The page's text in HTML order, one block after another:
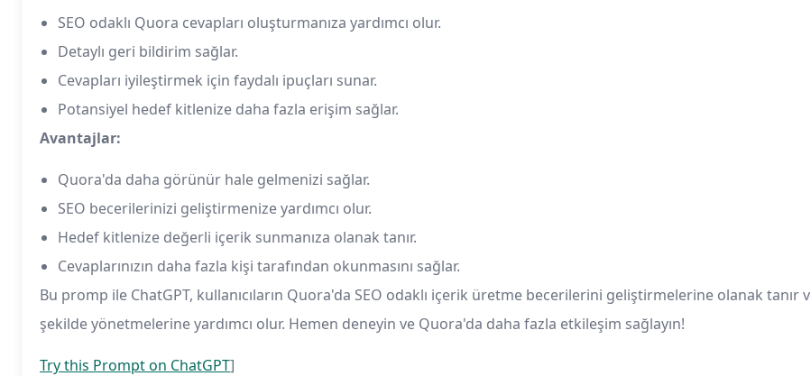
SEO odaklı Quora cevapları oluşturmanıza yardımcı olur.
Detaylı geri bildirim sağlar.
Cevapları iyileştirmek için faydalı ipuçları sunar.
Potansiyel hedef kitlenize daha fazla erişim sağlar.
Avantajlar:
Quora'da daha görünür hale gelmenizi sağlar.
SEO becerilerinizi geliştirmenize yardımcı olur.
Hedef kitlenize değerli içerik sunmanıza olanak tanır.
Cevaplarınızın daha fazla kişi tarafından okunmasını sağlar.
Bu promp ile ChatGPT, kullanıcıların Quora'da SEO odaklı içerik üretme becerilerini geliştirmelerine olanak tanır
şekilde yönetmelerine yardımcı olur. Hemen deneyin ve Quora'da daha fazla etkileşim sağlayın!
Try this Prompt on ChatGPT]